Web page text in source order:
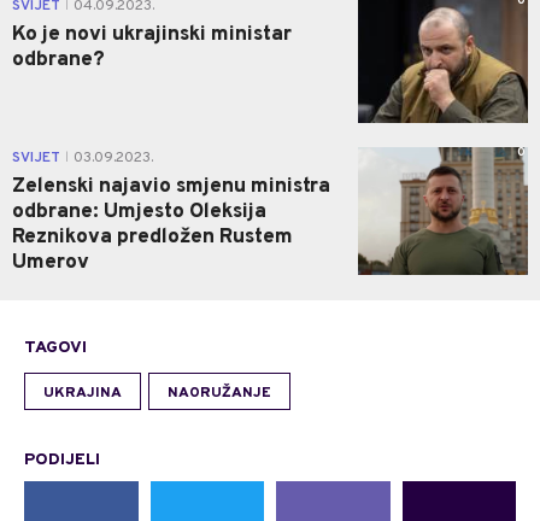
SVIJET 04.09.2023.
Ko je novi ukrajinski ministar
odbrane?
SVIJET 03.09.2023.
Zelenski najavio smjenu ministra
odbrane: Umjesto Oleksija
Reznikova predložen Rustem
Umerov
0
TAGOVI
UKRAJINA NAORUŽANJE
PODIJELI